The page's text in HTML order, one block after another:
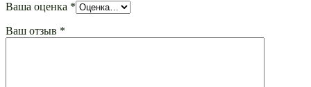
Ваша оценка *
Ваш отзыв *